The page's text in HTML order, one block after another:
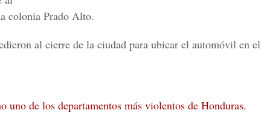
colonia Prado Alto.
al cierre de la ciudad para ubicar el automóvil en el
uno de los departamentos más violentos de Honduras.